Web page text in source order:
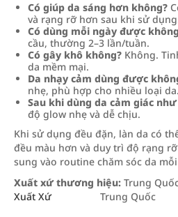
Có giúp da sáng hơn không?
và rạng rỡ hơn sau khi sử
Có dùng mỗi ngày được
cầu, thường 2–3 lần/tuần.
Có gây khô không? Không.
da mềm mại.
Da nhạy cảm dùng được
nhẹ, phù hợp cho nhiều loại da.
Sau khi dùng da cảm giác
độ glow nhẹ và dễ chịu.
Khi sử dụng đều đặn, làn da có
đều màu hơn và duy trì độ rạng
sung vào routine chăm sóc da
Xuất xứ thương hiệu: Trung
Xuất Xứ
Trung Quốc